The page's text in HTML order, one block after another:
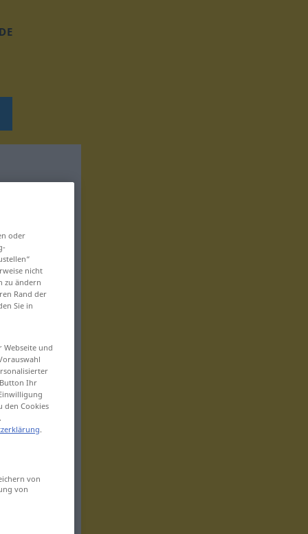
oder
nicht
zu ändern
Rand der
Sie in
und
Ihr
den Cookies
.
von
von